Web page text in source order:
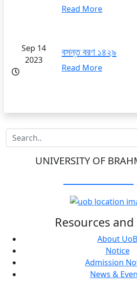
Read More
Sep 14
2023
বসন্ত বরণ ১৪২৯
Read More
UNIVERSITY OF
Resources
About UoB
Notice
Admission
News &